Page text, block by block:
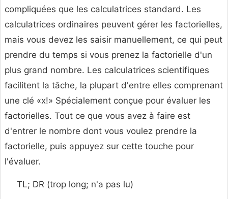
compliquées que les calculatrices standard. Les
calculatrices ordinaires peuvent gérer les factorielles,
mais vous devez les saisir manuellement, ce qui peut
prendre du temps si vous prenez la factorielle d'un
plus grand nombre. Les calculatrices scientifiques
facilitent la tâche, la plupart d'entre elles comprenant
une clé «x!» Spécialement conçue pour évaluer les
factorielles. Tout ce que vous avez à faire est
d'entrer le nombre dont vous voulez prendre la
factorielle, puis appuyez sur cette touche pour
l'évaluer.
TL; DR (trop long; n'a pas lu)